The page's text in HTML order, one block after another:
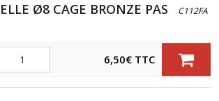
Ø8 CAGE BRONZE PAS
C112FA
Quantité 6,50€ TTC